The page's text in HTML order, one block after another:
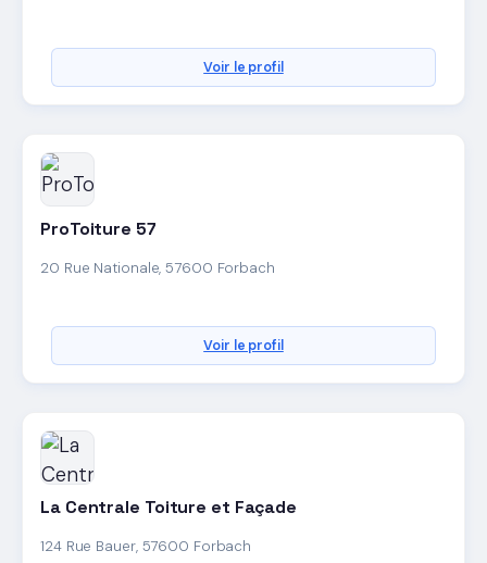
Voir le profil
ProToiture 57
20 Rue Nationale, 57600 Forbach
Voir le profil
La Centrale Toiture et Façade
124 Rue Bauer, 57600 Forbach